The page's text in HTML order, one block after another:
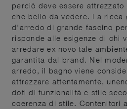
perciò deve essere
che bello da vedere. La ricca
d'arredo di grande fascino
risponde alle esigenze di chi
arredare ex novo tale
garantita dal brand. Nel
arredo, il bagno viene
attrezzare attentamente,
doti di funzionalità e stile
coerenza di stile. Contenitori